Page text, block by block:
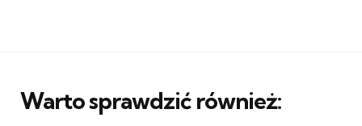
Warto sprawdzić również: